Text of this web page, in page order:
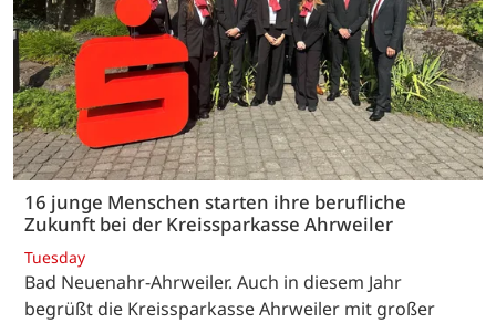
16 junge Menschen starten ihre berufliche
Zukunft bei der Kreissparkasse Ahrweiler
Tuesday
Bad Neuenahr-Ahrweiler. Auch in diesem Jahr
begrüßt die Kreissparkasse Ahrweiler mit großer